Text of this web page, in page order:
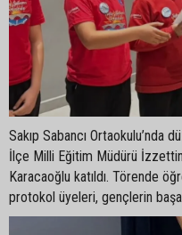
Sakıp Sabancı Ortaokulu’nda
İlçe Milli Eğitim Müdürü
Karacaoğlu katıldı. Törende
protokol üyeleri, gençlerin